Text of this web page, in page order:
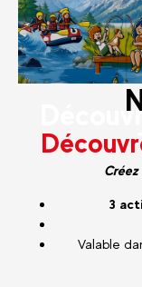
Créez
3
Valable